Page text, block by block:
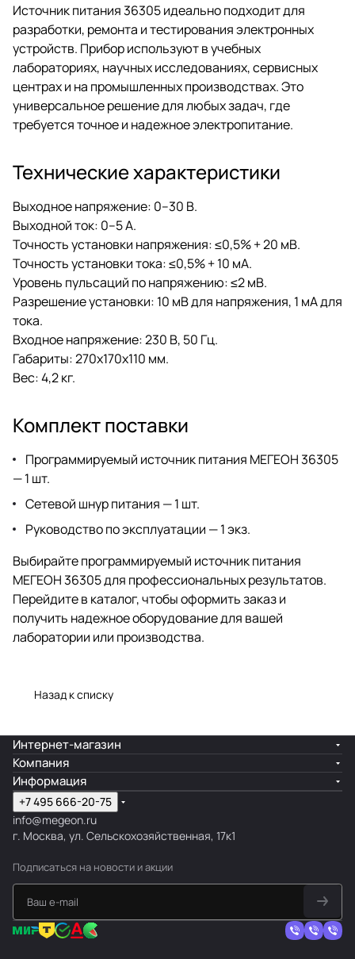
Источник питания 36305 идеально подходит для
разработки, ремонта и тестирования электронных
устройств. Прибор используют в учебных
лабораториях, научных исследованиях, сервисных
центрах и на промышленных производствах. Это
универсальное решение для любых задач, где
требуется точное и надежное электропитание.
Технические характеристики
Выходное напряжение: 0–30 В.
Выходной ток: 0–5 А.
Точность установки напряжения: ≤0,5% + 20 мВ.
Точность установки тока: ≤0,5% + 10 мА.
Уровень пульсаций по напряжению: ≤2 мВ.
Разрешение установки: 10 мВ для напряжения, 1 мА для
тока.
Входное напряжение: 230 В, 50 Гц.
Габариты: 270x170x110 мм.
Вес: 4,2 кг.
Комплект поставки
Программируемый источник питания МЕГЕОН 36305
— 1 шт.
Сетевой шнур питания — 1 шт.
Руководство по эксплуатации — 1 экз.
Выбирайте программируемый источник питания
МЕГЕОН 36305 для профессиональных результатов.
Перейдите в каталог, чтобы оформить заказ и
получить надежное оборудование для вашей
лаборатории или производства.
Назад к списку
Интернет-магазин
Компания
Информация
+7 495 666-20-75
info@megeon.ru
г. Москва, ул. Сельскохозяйственная, 17к1
Подписаться на новости и акции